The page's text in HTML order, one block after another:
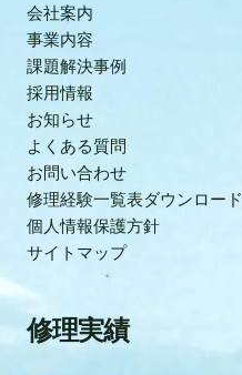
会社案内
事業内容
課題解決事例
採用情報
お知らせ
よくある質問
お問い合わせ
修理経験一覧表ダウンロード
個人情報保護方針
サイトマップ
修理実績